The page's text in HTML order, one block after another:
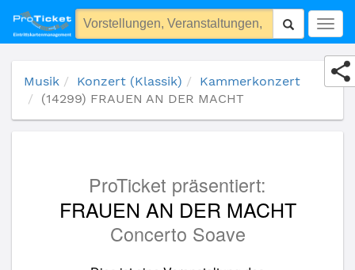
(14299) FRAUEN AN DER MACHT
Musik Konzert (Klassik)
Kammerkonzert
(14299) FRAUEN AN DER MACHT
ProTicket präsentiert:
FRAUEN AN DER MACHT
Concerto Soave